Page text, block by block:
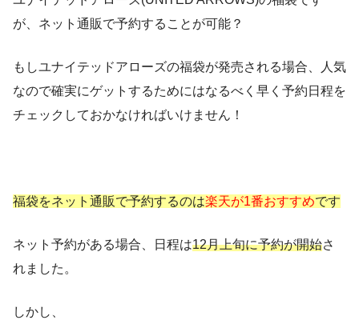
が、ネット通販で予約することが可能？
もしユナイテッドアローズの福袋が発売される場合、人気
なので確実にゲットするためにはなるべく早く予約日程を
チェックしておかなければいけません！
福袋をネット通販で予約するのは楽天が1番おすすめです
ネット予約がある場合、日程は12月上旬に予約が開始さ
れました。
しかし、